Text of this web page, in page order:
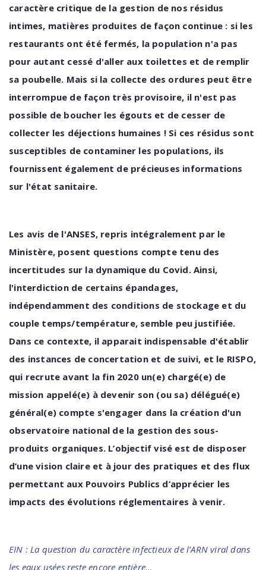
caractère critique de la gestion de nos résidus
intimes, matières produites de façon continue : si les
restaurants ont été fermés, la population n'a pas
pour autant cessé d'aller aux toilettes et de remplir
sa poubelle. Mais si la collecte des ordures peut être
interrompue de façon très provisoire, il n'est pas
possible de boucher les égouts et de cesser de
collecter les déjections humaines ! Si ces résidus sont
susceptibles de contaminer les populations, ils
fournissent également de précieuses informations
sur l'état sanitaire.
Les avis de l'ANSES, repris intégralement par le
Ministère, posent questions compte tenu des
incertitudes sur la dynamique du Covid. Ainsi,
l'interdiction de certains épandages,
indépendamment des conditions de stockage et du
couple temps/température, semble peu justifiée.
Dans ce contexte, il apparait indispensable d'établir
des instances de concertation et de suivi, et le RISPO,
qui recrute avant la fin 2020 un(e) chargé(e) de
mission appelé(e) à devenir son (ou sa) délégué(e)
général(e) compte s'engager dans la création d'un
observatoire national de la gestion des sous-
produits organiques. L’objectif visé est de disposer
d’une vision claire et à jour des pratiques et des flux
permettant aux Pouvoirs Publics d’apprécier les
impacts des évolutions réglementaires à venir.
EIN : La question du caractère infectieux de l’ARN viral dans
les eaux usées reste encore entière…